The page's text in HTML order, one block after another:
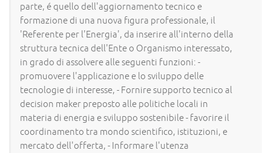
parte, é quello dell'aggiornamento tecnico e
formazione di una nuova figura professionale, il
'Referente per l'Energia', da inserire all'interno della
struttura tecnica dell'Ente o Organismo interessato,
in grado di assolvere alle seguenti funzioni: -
promuovere l'applicazione e lo sviluppo delle
tecnologie di interesse, - Fornire supporto tecnico al
decision maker preposto alle politiche locali in
materia di energia e sviluppo sostenibile - favorire il
coordinamento tra mondo scientifico, istituzioni, e
mercato dell'offerta, - Informare l'utenza